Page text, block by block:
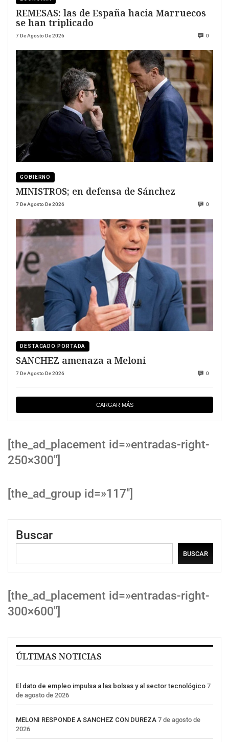
REMESAS: las de España hacia Marruecos
se han triplicado
7 De Agosto De 2026 0
GOBIERNO
MINISTROS; en defensa de Sánchez
7 De Agosto De 2026 0
DESTACADO PORTADA
SANCHEZ amenaza a Meloni
7 De Agosto De 2026 0
CARGAR MÁS
[the_ad_placement id=»entradas-right-
250×300″]
[the_ad_group id=»117″]
Buscar
BUSCAR
[the_ad_placement id=»entradas-right-
300×600″]
ÚLTIMAS NOTICIAS
El dato de empleo impulsa a las bolsas y al sector tecnológico 7
de agosto de 2026
MELONI RESPONDE A SANCHEZ CON DUREZA 7 de agosto de
2026